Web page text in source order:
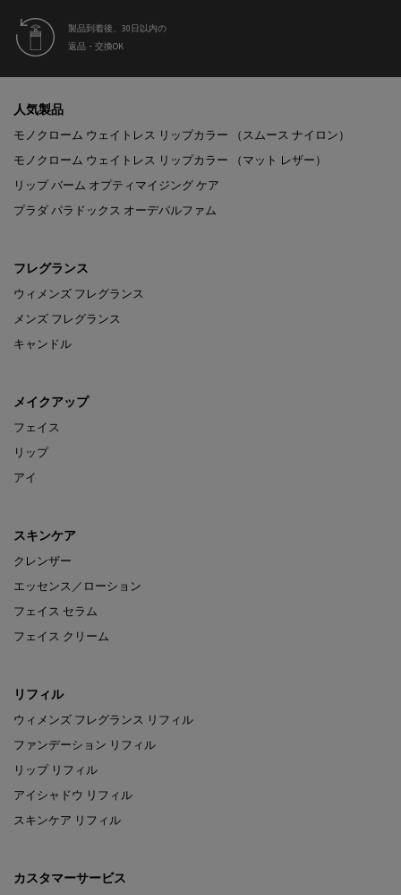
製品到着後、30日以内の
返品・交換OK
人気製品
モノクローム ウェイトレス リップカラー （スムース ナイロン）
モノクローム ウェイトレス リップカラー （マット レザー）
リップ バーム オプティマイジング ケア
プラダ パラドックス オーデパルファム
フレグランス
ウィメンズ フレグランス
メンズ フレグランス
キャンドル
メイクアップ
フェイス
リップ
アイ
スキンケア
クレンザー
エッセンス／ローション
フェイス セラム
フェイス クリーム
リフィル
ウィメンズ フレグランス リフィル
ファンデーション リフィル
リップ リフィル
アイシャドウ リフィル
スキンケア リフィル
カスタマーサービス